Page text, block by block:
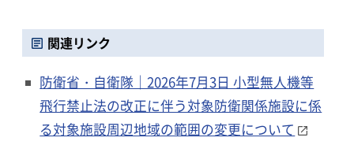
関連リンク
防衛省・自衛隊｜2026年7月3日 小型無人機等
飛行禁止法の改正に伴う対象防衛関係施設に係
る対象施設周辺地域の範囲の変更について